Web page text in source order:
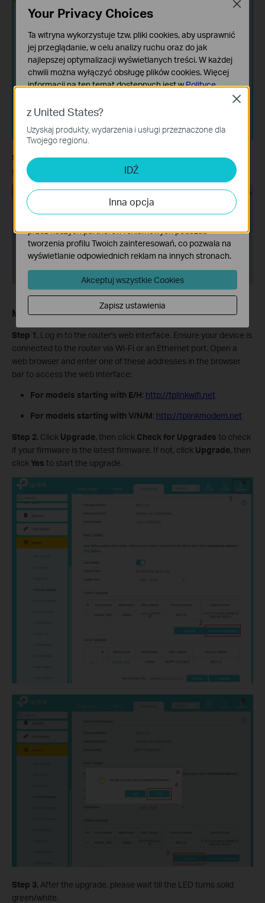
Step 4.After the upgrade, please wait till the LED turns solid
green/white.
Method3: Online upgrade via web management page
Step 1. Log in to the router's web interface. Ensure your device is
connected to the router via Wi-Fi or an Ethernet port. Open a
web browser and enter one of these addresses in the browser
bar to access the web interface:
For models starting with E/H: http://tplinkwifi.net
For models starting with V/N/M: http://tplinkmodem.net
Step 2. Click Upgrade, then click Check for Upgrades to check
if your firmware is the latest firmware. If not, click Upgrade, then
click Yes to start the upgrade.
Step 3. After the upgrade, please wait till the LED turns solid
green/white.
z United States?
Uzyskaj produkty, wydarzenia i usługi przeznaczone dla
Twojego regionu.
IDŹ
Inna opcja
Close
Your Privacy Choices
Ta witryna wykorzystuje tzw. pliki cookies, aby usprawnić
jej przeglądanie, w celu analizy ruchu oraz do jak
najlepszej optymalizacji wyświetlanych treści. W każdej
chwili można wyłączyć obsługę plików cookies. Więcej
informacji na ten temat dostępnych jest wPolityce
Podstawowe Cookies
Te pliki cookies niezbędne są do poprawnego działania
witryny i nie moga zostać wyłączone.
Cookies dotyczące analizy i marketingu
Analiza - Te pliki Cookies są wykorzystywane w celu
analizy ruchu na naszej stronie, co umożliwia poprawę i
dostosowanie wyświetlanych treści.
przez naszych partnerów reklamowych podczas
tworzenia profilu Twoich zainteresowań, co pozwala na
wyświetlanie odpowiednich reklam na innych stronach.
Akceptuj wszystkie Cookies
Zapisz ustawienia
Close